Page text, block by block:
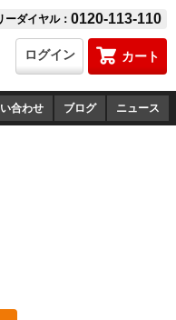
ーダイヤル： 0120-113-110
カート
ログイン
合わせ ブログ ニュース